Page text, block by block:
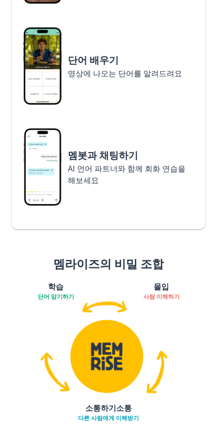
단어 배우기
영상에 나오는 단어를 알려드려요
멤봇과 채팅하기
AI 언어 파트너와 함께 회화 연습을
해보세요
멤라이즈의 비밀 조합
학습
단어 암기하기
몰입
사람 이해하기
소통하기소통
다른 사람에게 이해받기